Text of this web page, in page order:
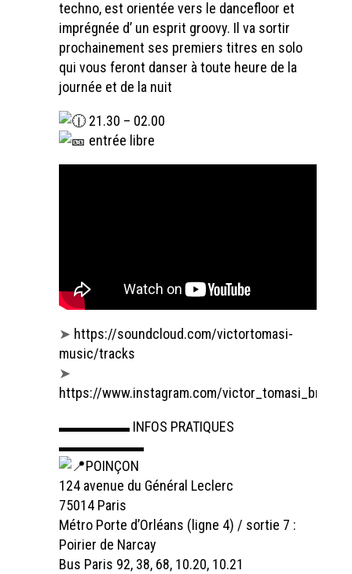
techno, est orientée vers le dancefloor et
imprégnée d’ un esprit groovy. Il va sortir
prochainement ses premiers titres en solo
qui vous feront danser à toute heure de la
journée et de la nuit
21.30 – 02.00
entrée libre
➤ https://soundcloud.com/victortomasi-
music/tracks
➤
https://www.instagram.com/victor_tomasi_bro/
▬▬▬▬▬ INFOS PRATIQUES
▬▬▬▬▬▬
POINÇON
124 avenue du Général Leclerc
75014 Paris
Métro Porte d’Orléans (ligne 4) / sortie 7 :
Poirier de Narcay
Bus Paris 92, 38, 68, 10.20, 10.21